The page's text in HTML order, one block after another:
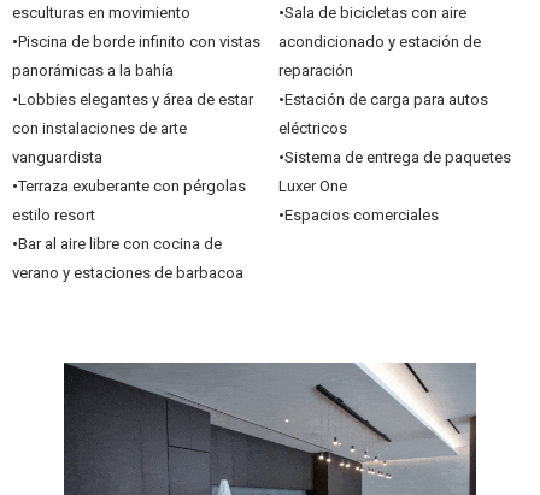
esculturas en movimiento
•Piscina de borde infinito con vistas
panorámicas a la bahía
•Lobbies elegantes y área de estar
con instalaciones de arte
vanguardista
•Terraza exuberante con pérgolas
estilo resort
•Bar al aire libre con cocina de
verano y estaciones de barbacoa
•Sala de bicicletas con aire
acondicionado y estación de
reparación
•Estación de carga para autos
eléctricos
•Sistema de entrega de paquetes
Luxer One
•Espacios comerciales